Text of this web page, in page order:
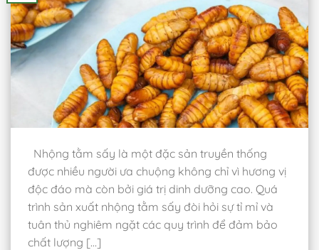
Nhộng tằm sấy là một đặc sản truyền thống
được nhiều người ưa chuộng không chỉ vì hương vị
độc đáo mà còn bởi giá trị dinh dưỡng cao. Quá
trình sản xuất nhộng tằm sấy đòi hỏi sự tỉ mỉ và
tuân thủ nghiêm ngặt các quy trình để đảm bảo
chất lượng […]